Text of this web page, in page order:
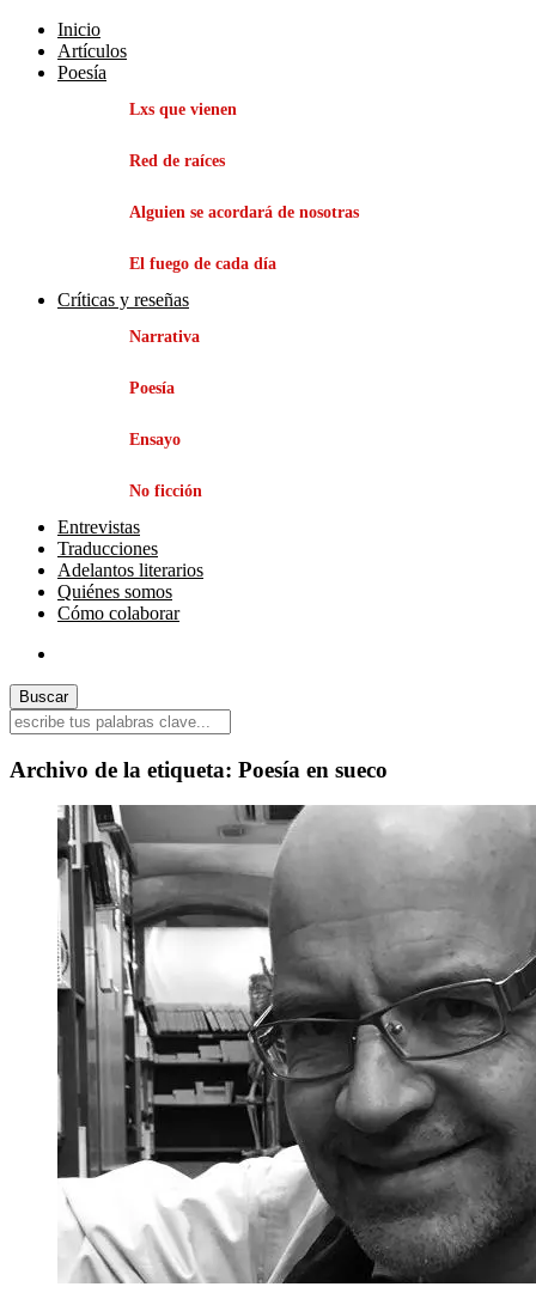
Inicio
Artículos
Poesía
Lxs que vienen
Red de raíces
Alguien se acordará de nosotras
El fuego de cada día
Críticas y reseñas
Narrativa
Poesía
Ensayo
No ficción
Entrevistas
Traducciones
Adelantos literarios
Quiénes somos
Cómo colaborar
Archivo de la etiqueta: Poesía en sueco